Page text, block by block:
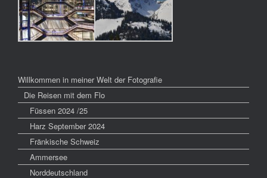
Willkommen in meiner Welt der Fotografie
Die Reisen mit dem Flo
Füssen 2024 /25
Harz September 2024
Fränkische Schweiz
Ammersee
Norddeutschland